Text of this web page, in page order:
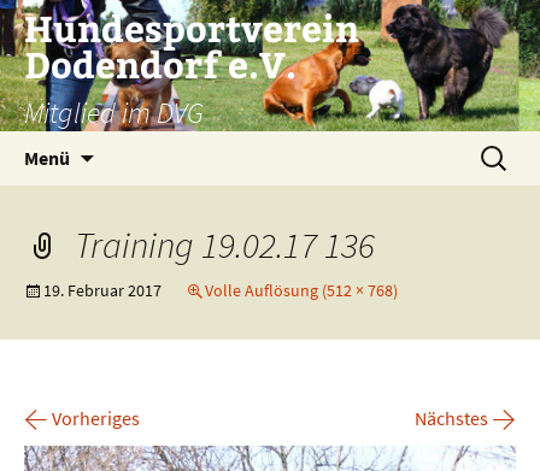
Zum
Inhalt
springen
Hundesportverein
Dodendorf e.V.
Mitglied im DVG
Menü
Suchen
nach:
Training 19.02.17 136
19. Februar 2017 Volle Auflösung (512 × 768)
← Vorheriges Nächstes →